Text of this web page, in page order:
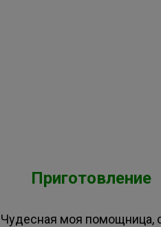
Приготовление
Чудесная моя помощница,